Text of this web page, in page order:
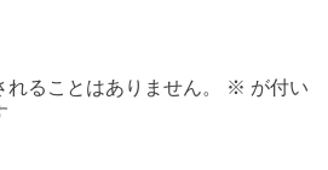
ることはありません。 ※ が付い